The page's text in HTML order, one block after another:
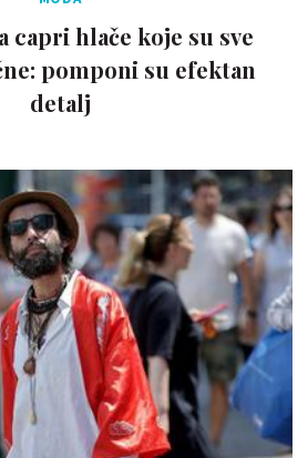
capri hlače koje su sve
pomponi su efektan
detalj